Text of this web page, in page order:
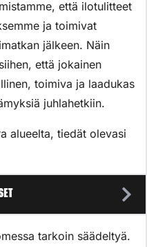
että ilotulitteet
ja toimivat
jälkeen. Näin
että jokainen
toimiva ja laadukas
juhlahetkiin.
alueelta, tiedät olevasi
tarkoin säädeltyä.